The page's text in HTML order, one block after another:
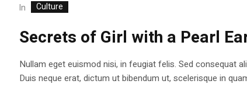
In Culture
Secrets of Girl with a Pearl
Nullam eget euismod nisi, in feugiat felis. Sed consequat
Duis neque erat, dictum ut bibendum ut, scelerisque in